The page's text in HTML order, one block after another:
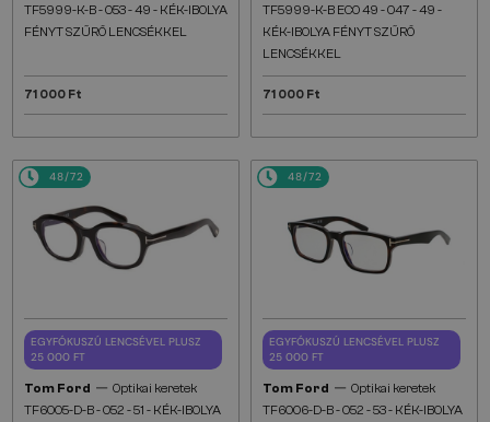
TF5999-K-B - 053 - 49 - KÉK-IBOLYA
FÉNYT SZŰRŐ LENCSÉKKEL
71 000 Ft
TF5999-K-B ECO 49 - 047 - 49 -
KÉK-IBOLYA FÉNYT SZŰRŐ
LENCSÉKKEL
71 000 Ft
48/72
EGYFÓKUSZÚ LENCSÉVEL PLUSZ
25 000 FT
Tom Ford — Optikai keretek
TF6005-D-B - 052 - 51 - KÉK-IBOLYA
48/72
EGYFÓKUSZÚ LENCSÉVEL PLUSZ
25 000 FT
Tom Ford — Optikai keretek
TF6006-D-B - 052 - 53 - KÉK-IBOLYA